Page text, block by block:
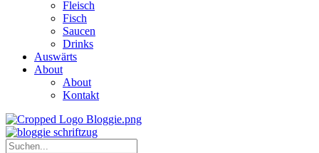
Fleisch
Fisch
Saucen
Drinks
Auswärts
About
About
Kontakt